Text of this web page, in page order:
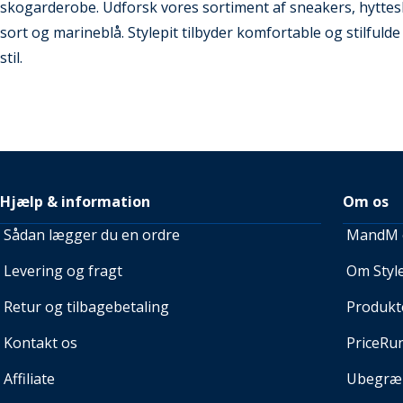
skogarderobe. Udforsk vores sortiment af sneakers,
sort og marineblå. Stylepit tilbyder komfortable og
stil.
Hjælp & information
Sådan lægger du en ordre
Levering og fragt
Retur og tilbagebetaling
Kontakt os
Affiliate
Om os
MandM
Om